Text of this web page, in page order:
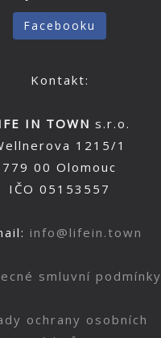
Facebooku
Kontakt:
IN TOWN s.r.o.
1215/1
779 00 Olomouc
IČO 05153557
info@lifein.town
smluvní podmínky
ochrany osobních